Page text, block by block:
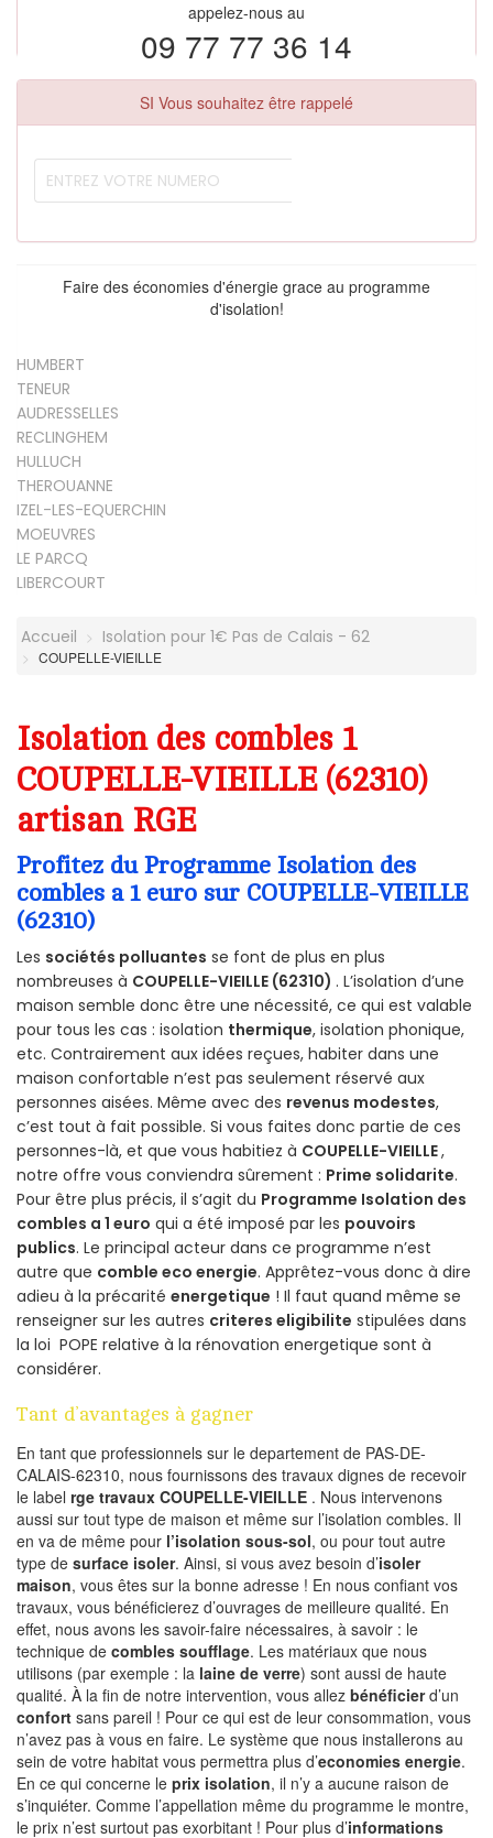
appelez-nous au
09 77 77 36 14
SI Vous souhaitez être rappelé
Faire des économies d'énergie grace au programme
d'isolation!
HUMBERT
TENEUR
AUDRESSELLES
RECLINGHEM
HULLUCH
THEROUANNE
IZEL-LES-EQUERCHIN
MOEUVRES
LE PARCQ
LIBERCOURT
Accueil Isolation pour 1€ Pas de Calais - 62
COUPELLE-VIEILLE
Isolation des combles 1
COUPELLE-VIEILLE (62310)
artisan RGE
Profitez du Programme Isolation des
combles a 1 euro sur COUPELLE-VIEILLE
(62310)
Les sociétés polluantes se font de plus en plus
nombreuses à COUPELLE-VIEILLE (62310) . L’isolation d’une
maison semble donc être une nécessité, ce qui est valable
pour tous les cas : isolation thermique, isolation phonique,
etc. Contrairement aux idées reçues, habiter dans une
maison confortable n’est pas seulement réservé aux
personnes aisées. Même avec des revenus modestes,
c’est tout à fait possible. Si vous faites donc partie de ces
personnes-là, et que vous habitiez à COUPELLE-VIEILLE,
notre offre vous conviendra sûrement : Prime solidarite.
Pour être plus précis, il s’agit du Programme Isolation des
combles a 1 euro qui a été imposé par les pouvoirs
publics. Le principal acteur dans ce programme n’est
autre que comble eco energie. Apprêtez-vous donc à dire
adieu à la précarité energetique ! Il faut quand même se
renseigner sur les autres criteres eligibilite stipulées dans
la loi POPE relative à la rénovation energetique sont à
considérer.
Tant d’avantages à gagner
En tant que professionnels sur le departement de PAS-DE-
CALAIS-62310, nous fournissons des travaux dignes de recevoir
le label rge travaux COUPELLE-VIEILLE . Nous intervenons
aussi sur tout type de maison et même sur l’isolation combles. Il
en va de même pour l’isolation sous-sol, ou pour tout autre
type de surface isoler. Ainsi, si vous avez besoin d’isoler
maison, vous êtes sur la bonne adresse ! En nous confiant vos
travaux, vous bénéficierez d’ouvrages de meilleure qualité. En
effet, nous avons les savoir-faire nécessaires, à savoir : le
technique de combles soufflage. Les matériaux que nous
utilisons (par exemple : la laine de verre) sont aussi de haute
qualité. À la fin de notre intervention, vous allez bénéficierd’un
confort sans pareil ! Pour ce qui est de leur consommation, vous
n’avez pas à vous en faire. Le système que nous installerons au
sein de votre habitat vous permettra plus d’economies energie.
En ce qui concerne le prix isolation, il n’y a aucune raison de
s’inquiéter. Comme l’appellation même du programme le montre,
le prix n’est surtout pas exorbitant ! Pour plus d’informations